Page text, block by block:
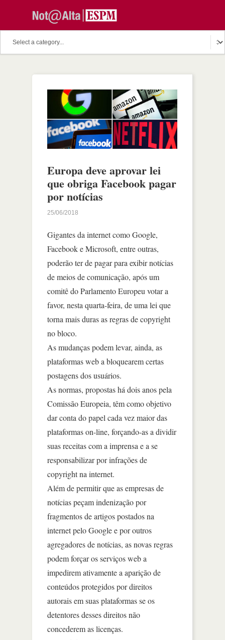
Europa deve aprovar lei
que obriga Facebook pagar
por notícias
25/06/2018
Gigantes da internet como Google,
Facebook e Microsoft, entre outras,
poderão ter de pagar para exibir notícias
de meios de comunicação, após um
comitê do Parlamento Europeu votar a
favor, nesta quarta-feira, de uma lei que
torna mais duras as regras de copyright
no bloco.
As mudanças podem levar, ainda, as
plataformas web a bloquearem certas
postagens dos usuários.
As normas, propostas há dois anos pela
Comissão Europeia, têm como objetivo
dar conta do papel cada vez maior das
plataformas on-line, forçando-as a dividir
suas receitas com a imprensa e a se
responsabilizar por infrações de
copyright na internet.
Além de permitir que as empresas de
notícias peçam indenização por
fragmentos de artigos postados na
internet pelo Google e por outros
agregadores de notícias, as novas regras
podem forçar os serviços web a
impedirem ativamente a aparição de
conteúdos protegidos por direitos
autorais em suas plataformas se os
detentores desses direitos não
concederem as licenças.